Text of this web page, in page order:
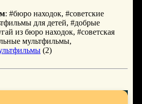
: #бюро находок, #советские
для детей, #добрые
из бюро находок, #советская
мультфильмы,
(2)